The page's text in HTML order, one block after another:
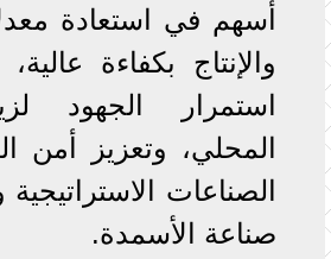
أسهم في استعادة
والإنتاج بكفاءة
استمرار الجهود
المحلي، وتعزيز أمن
الصناعات
صناعة الأسمدة.